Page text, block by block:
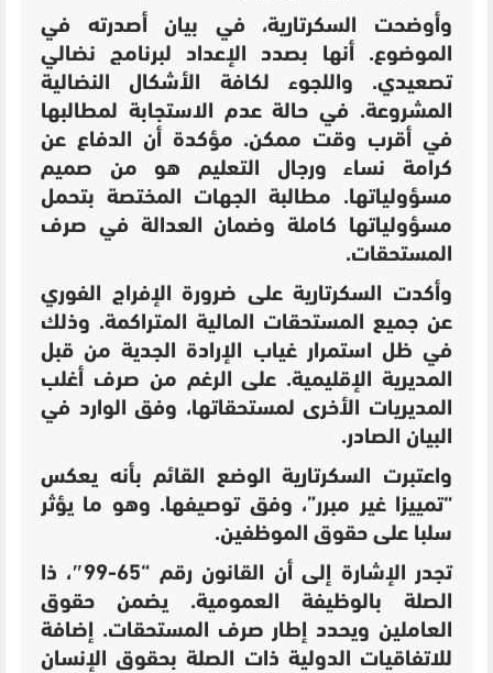
وأوضحت السكرتارية، في بيان أصدرته في
الموضوع. أنها بصدد الإعداد لبرنامج نضالي
تصعيدي. واللجوء لكافة الأشكال النضالية
المشروعة. في حالة عدم الاستجابة لمطالبها
في أقرب وقت ممكن. مؤكدة أن الدفاع عن
كرامة نساء ورجال التعليم هو من صميم
مسؤولياتها. مطالبة الجهات المختصة بتحمل
مسؤولياتها كاملة وضمان العدالة في صرف
المستحقات.
وأكدت السكرتارية على ضرورة الإفراج الفوري
عن جميع المستحقات المالية المتراكمة. وذلك
في ظل استمرار غياب الإرادة الجدية من قبل
المديرية الإقليمية. على الرغم من صرف أغلب
المديريات الأخرى لمستحقاتها، وفق الوارد في
البيان الصادر.
واعتبرت السكرتارية الوضع القائم بأنه يعكس
“تمييزا غير مبرر”، وفق توصيفها. وهو ما يؤثر
سلبا على حقوق الموظفين.
تجدر الإشارة إلى أن القانون رقم “65-99″، ذا
الصلة بالوظيفة العمومية. يضمن حقوق
العاملين ويحدد إطار صرف المستحقات. إضافة
للاتفاقيات الدولية ذات الصلة بحقوق الإنسان